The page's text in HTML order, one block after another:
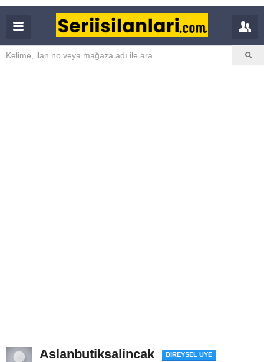
Aslanbutiksalincak
BIREYSEL ÜYE